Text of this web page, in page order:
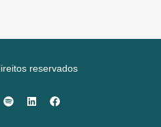
reservados